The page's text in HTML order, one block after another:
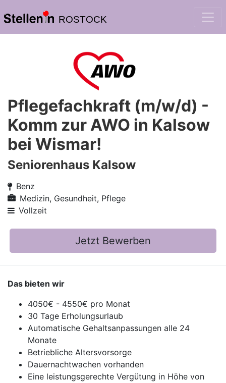
ROSTOCK
Pflegefachkraft (m/w/d) -
Komm zur AWO in Kalsow
bei Wismar!
Seniorenhaus Kalsow
Benz
Medizin, Gesundheit, Pflege
Vollzeit
Jetzt Bewerben
Das bieten wir
4050€ - 4550€ pro Monat
30 Tage Erholungsurlaub
Automatische Gehaltsanpassungen alle 24
Monate
Betriebliche Altersvorsorge
Dauernachtwachen vorhanden
Eine leistungsgerechte Vergütung in Höhe von